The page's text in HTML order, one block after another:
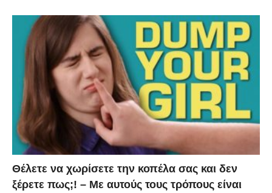
Θέλετε να χωρίσετε την κοπέλα σας και δεν
ξέρετε πως;! – Με αυτούς τους τρόπους είναι